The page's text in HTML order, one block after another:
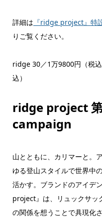
詳細は 『ridge project』特
りご覧ください。
ridge 30／1万9800円（税
込）
ridge project
campaign
山とともに、カリマーと。
ゆる登山スタイルで世界中
活かす。ブランドのアイデ
project』は、リュックサッ
の関係を想うことで具現化